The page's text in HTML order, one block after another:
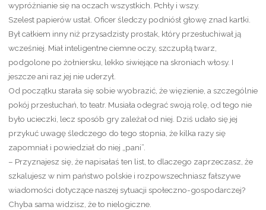
wypróżnianie się na oczach wszystkich. Pchły i wszy.
Szelest papierów ustał. Oficer śledczy podniósł głowę znad kartki.
Był całkiem inny niż przysadzisty prostak, który przesłuchiwał ją
wcześniej. Miał inteligentne ciemne oczy, szczupłą twarz,
podgolone po żołniersku, lekko siwiejące na skroniach włosy. I
jeszcze ani raz jej nie uderzył.
Od początku starała się sobie wyobrazić, że więzienie, a szczególnie
pokój przesłuchań, to teatr. Musiała odegrać swoją rolę, od tego nie
było ucieczki, lecz sposób gry zależał od niej. Dziś udało się jej
przykuć uwagę śledczego do tego stopnia, że kilka razy się
zapomniał i powiedział do niej „pani”.
– Przyznajesz się, że napisałaś ten list, to dlaczego zaprzeczasz, że
szkalujesz w nim państwo polskie i rozpowszechniasz fałszywe
wiadomości dotyczące naszej sytuacji społeczno-gospodarczej?
Chyba sama widzisz, że to nielogiczne.